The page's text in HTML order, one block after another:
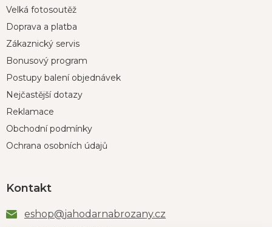
Velká fotosoutěž
Doprava a platba
Zákaznický servis
Bonusový program
Postupy balení objednávek
Nejčastější dotazy
Reklamace
Obchodní podmínky
Ochrana osobních údajů
Kontakt
eshop@jahodarnabrozany.cz